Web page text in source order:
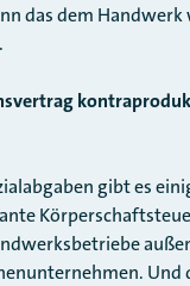
das dem
gibt es
Und